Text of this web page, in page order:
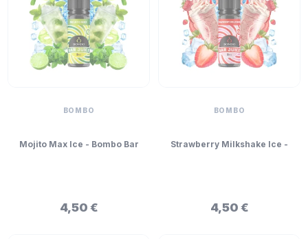
BOMBO
Mojito Max Ice - Bombo Bar
4,50 €
BOMBO
Strawberry Milkshake Ice -
4,50 €